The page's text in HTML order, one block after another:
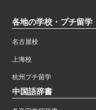
各地の学校・プチ留学
名古屋校
上海校
杭州プチ留学
中国語辞書